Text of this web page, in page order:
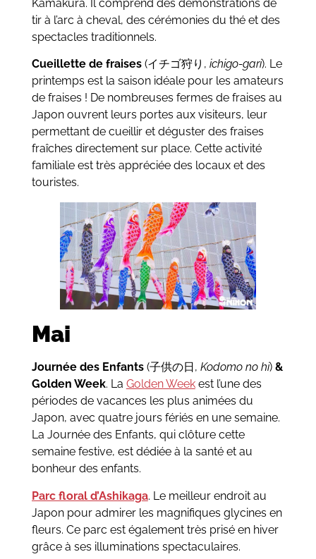
Kamakura. Il comprend des démonstrations de
tir à l’arc à cheval, des cérémonies du thé et des
spectacles traditionnels.
Cueillette de fraises(イチゴ狩り, ichigo-gari). Le
printemps est la saison idéale pour les amateurs
de fraises ! De nombreuses fermes de fraises au
Japon ouvrent leurs portes aux visiteurs, leur
permettant de cueillir et déguster des fraises
fraîches directement sur place. Cette activité
familiale est très appréciée des locaux et des
touristes.
Mai
Journée des Enfants (子供の日, Kodomo no hi)&
Golden Week. La Golden Weekest l’une des
périodes de vacances les plus animées du
Japon, avec quatre jours fériés en une semaine.
La Journée des Enfants, qui clôture cette
semaine festive, est dédiée à la santé et au
bonheur des enfants.
Parc floral d’Ashikaga. Le meilleur endroit au
Japon pour admirer les magnifiques glycines en
fleurs. Ce parc est également très prisé en hiver
grâce à ses illuminations spectaculaires.